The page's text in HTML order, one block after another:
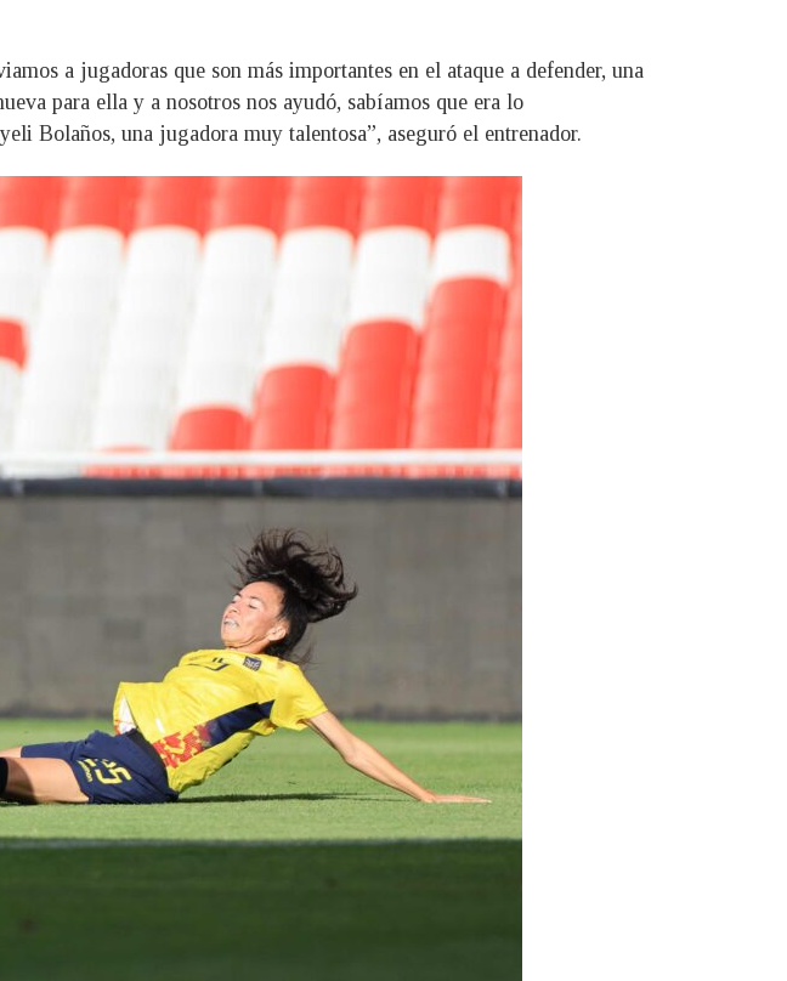
a jugadoras que son más importantes en el ataque a defender, una
para ella y a nosotros nos ayudó, sabíamos que era lo
Bolaños, una jugadora muy talentosa”, aseguró el entrenador.